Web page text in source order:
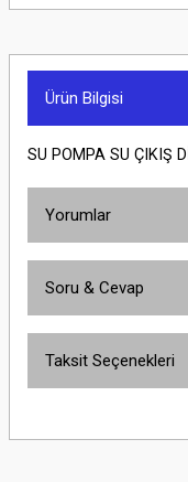
Ürün Bilgisi
SU POMPA SU ÇIKIŞ
Yorumlar
Soru & Cevap
Taksit Seçenekleri